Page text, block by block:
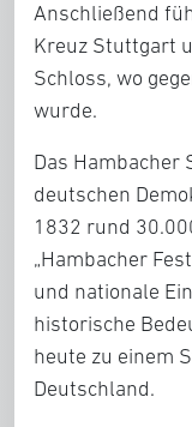
Anschließend
Kreuz Stuttgart
Schloss, wo
wurde.
Das Hambacher
deutschen
1832 rund
„Hambacher
und nationale
historische
heute zu einem
Deutschland.